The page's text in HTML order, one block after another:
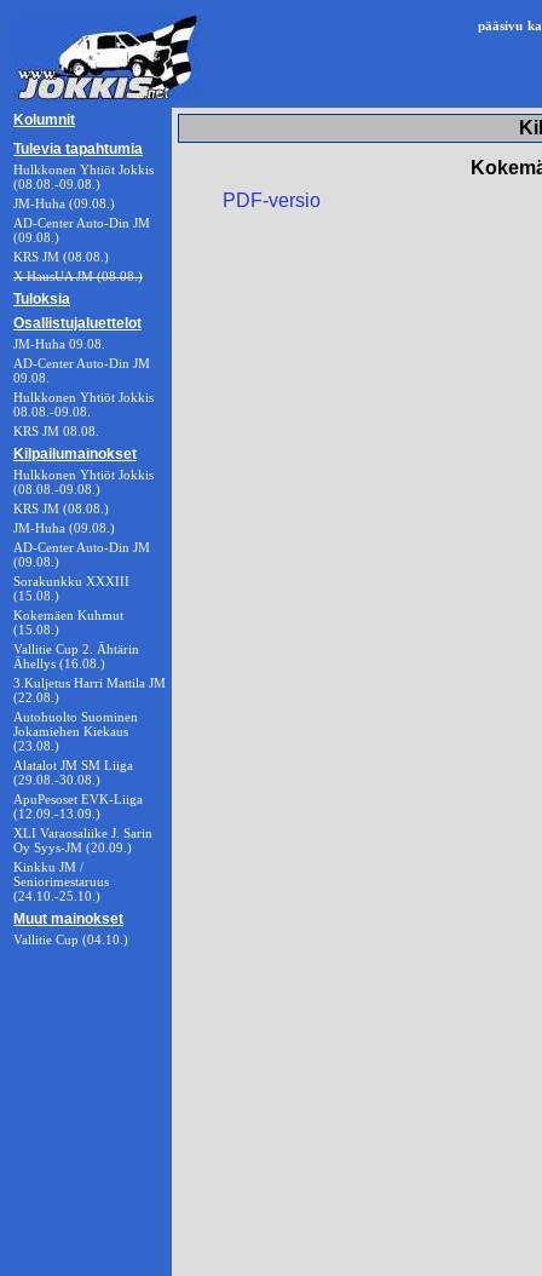
pääsivu
Kolumnit
Tulevia tapahtumia
Hulkkonen Yhtiöt Jokkis
(08.08.-09.08.)
JM-Huha (09.08.)
AD-Center Auto-Din JM
(09.08.)
KRS JM (08.08.)
X HausUA JM (08.08.)
Tuloksia
Osallistujaluettelot
JM-Huha 09.08.
AD-Center Auto-Din JM
09.08.
Hulkkonen Yhtiöt Jokkis
08.08.-09.08.
KRS JM 08.08.
Kilpailumainokset
Hulkkonen Yhtiöt Jokkis
(08.08.-09.08.)
KRS JM (08.08.)
JM-Huha (09.08.)
AD-Center Auto-Din JM
(09.08.)
Sorakunkku XXXIII
(15.08.)
Kokemäen Kuhmut
(15.08.)
Vallitie Cup 2. Ähtärin
Ähellys (16.08.)
3.Kuljetus Harri Mattila JM
(22.08.)
Autohuolto Suominen
Jokamiehen Kiekaus
(23.08.)
Alatalot JM SM Liiga
(29.08.-30.08.)
ApuPesoset EVK-Liiga
(12.09.-13.09.)
XLI Varaosaliike J. Sarin
Oy Syys-JM (20.09.)
Kinkku JM /
Seniorimestaruus
(24.10.-25.10.)
Muut mainokset
Vallitie Cup (04.10.)
PDF-versio